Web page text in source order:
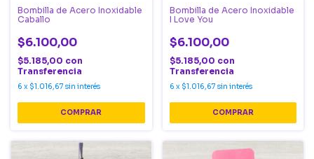
Bombilla de Acero Inoxidable
Caballo
$6.100,00
$5.185,00 con
Transferencia
6 x $1.016,67 sin interés
Bombilla de Acero Inoxidable
I Love You
$6.100,00
$5.185,00 con
Transferencia
6 x $1.016,67 sin interés